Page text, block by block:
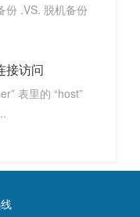
份 .VS. 脱机备份
接访问
表里的 “host”